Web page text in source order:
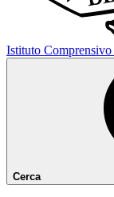
Istituto Comprensivo
Cerca